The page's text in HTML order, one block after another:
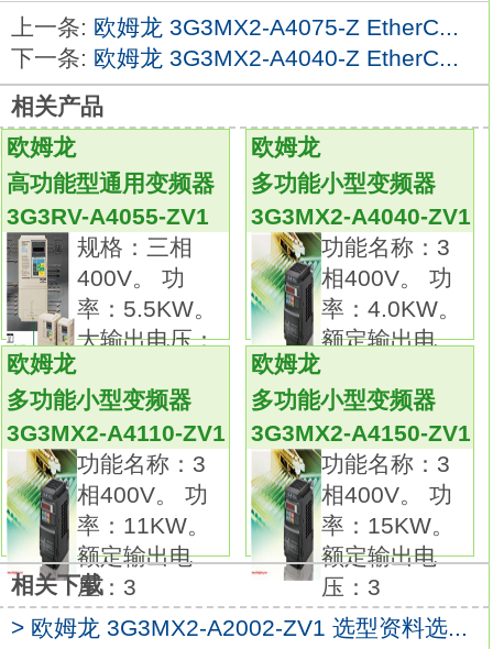
重量：约3kg3G3MX2-A4055-Z。
在变频器中搭载了可以发挥与伺服同样的静态
力矩的带PG矢量控制功能，
DeviceNet通信使应用领域更加广泛
A4055-Z
将高功能规格集中在小巧之中。
搭载了有PG矢量控制。
3G3RV的后续机种。
CV/VT选择功能。
丰富的在线自动调整功能（自学习功能）。
CX-Drive软件。
DeviceNet通信对应。
多功能输入输出功能。
多彩的功能。
制动晶体管内置。
保护功能。在电源容量超过变频器的电源容量
或需要改善功率因数时，需要连接交流电抗器
3G3MX2-A4055-Z。
请根据重载和轻载额定条件下适用电机的最大
容量来选择选装件。连接IBM PC/AT或兼容
机，作为SYSMAC LINK系统中节点。规格：
上一条: 欧姆龙 3G3MX2-A4075-Z EtherC...
下一条: 欧姆龙 3G3MX2-A4040-Z EtherC...
相关产品
欧姆龙
高功能型通用变频器
3G3RV-A4055-ZV1
规格：三相
400V。 功
率：5.5KW。
大输出电压：
欧姆龙
多功能小型变频器
3G3MX2-A4040-ZV1
功能名称：3
相400V。 功
率：4.0KW。
额定输出电
欧姆龙
多功能小型变频器
3G3MX2-A4110-ZV1
功能名称：3
相400V。 功
率：11KW。
额定输出电
压：3
欧姆龙
多功能小型变频器
3G3MX2-A4150-ZV1
功能名称：3
相400V。 功
率：15KW。
额定输出电
压：3
相关下载
> 欧姆龙 3G3MX2-A2002-ZV1 选型资料选...